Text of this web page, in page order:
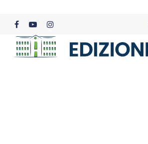
content
facebookyoutubeinstagram